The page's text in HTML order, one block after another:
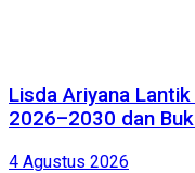
Lisda Ariyana
2026–2030 dan
4 Agustus 2026